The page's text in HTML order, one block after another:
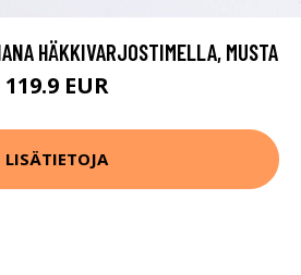
HÄKKIVARJOSTIMELLA, MUSTA
119.9 EUR
LISÄTIETOJA